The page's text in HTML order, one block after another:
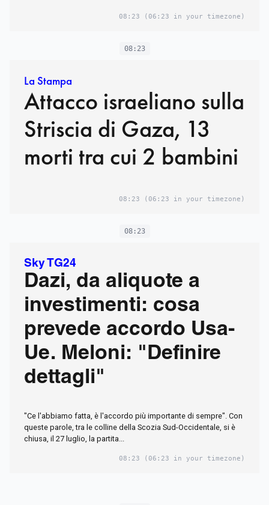
08:23 (06:23 in your timezone)
08:23
La Stampa
Attacco israeliano sulla
Striscia di Gaza, 13
morti tra cui 2 bambini
08:23 (06:23 in your timezone)
08:23
Sky TG24
Dazi, da aliquote a
investimenti: cosa
prevede accordo Usa-
Ue. Meloni: "Definire
dettagli"
"Ce l'abbiamo fatta, è l'accordo più importante di sempre". Con
queste parole, tra le colline della Scozia Sud-Occidentale, si è
chiusa, il 27 luglio, la partita...
08:23 (06:23 in your timezone)